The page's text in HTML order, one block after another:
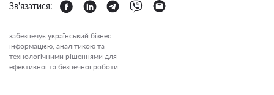
Зв'язатися:
забезпечує український бізнес
інформацією, аналітикою та
технологічними рішеннями для
ефективної та безпечної роботи.